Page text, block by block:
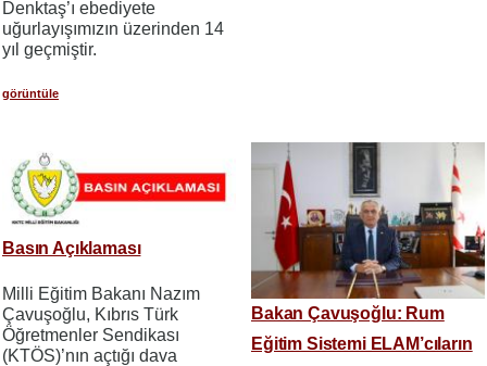
Denktaş’ı ebediyete
uğurlayışımızın üzerinden 14
yıl geçmiştir.
görüntüle
Basın Açıklaması
Milli Eğitim Bakanı Nazım
Çavuşoğlu, Kıbrıs Türk
Öğretmenler Sendikası
(KTÖS)’nın açtığı dava
Bakan Çavuşoğlu: Rum
Eğitim Sistemi ELAM’cıların